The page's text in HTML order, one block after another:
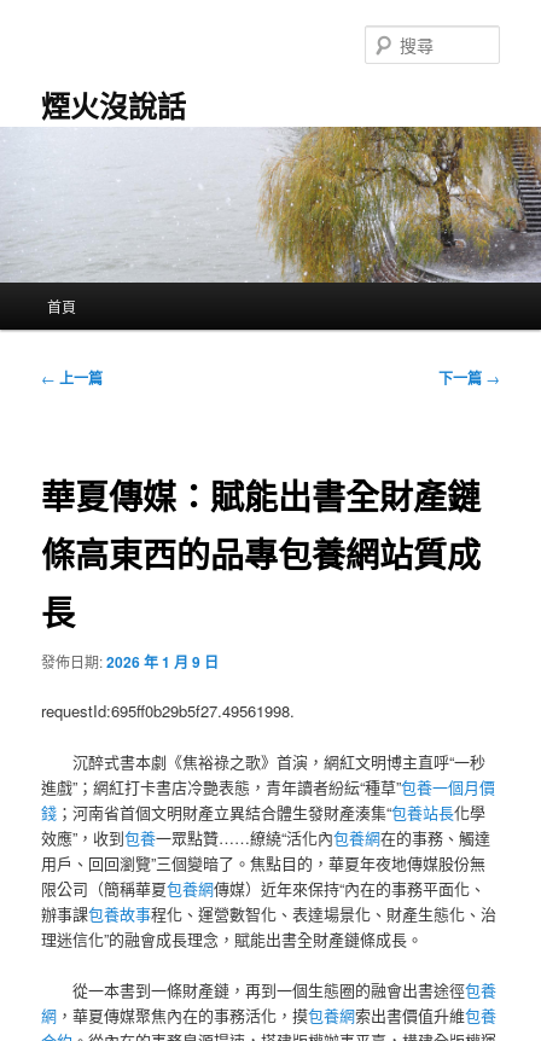
煙火沒說話
尋
首頁
文
← 上一篇 下一篇 →
華夏傳媒：賦能出書全財產鏈
條高東西的品專包養網站質成
長
發佈日期:2026 年 1 月 9 日
requestId:695ff0b29b5f27.49561998.
沉醉式書本劇《焦裕祿之歌》首演，網紅文明博主直呼“一秒
進戲”；網紅打卡書店冷艷表態，青年讀者紛紜“種草”包養一個月價
錢 ；河南省首個文明財產立異結合體生發財產湊集“包養站長化學
效應”，收到包養一眾點贊……繚繞“活化內包養網在的事務、觸達
用戶、回回瀏覽”三個變暗了。焦點目的，華夏年夜地傳媒股份無
限公司（簡稱華夏包養網傳媒）近年來保持“內在的事務平面化、
辦事課包養故事程化、運營數智化、表達場景化、財產生態化、治
理迷信化”的融會成長理念，賦能出書全財產鏈條成長。
從一本書到一條財產鏈，再到一個生態圈的融會出書途徑包養
網 ，華夏傳媒聚焦內在的事務活化，摸包養網索出書價值升維包養